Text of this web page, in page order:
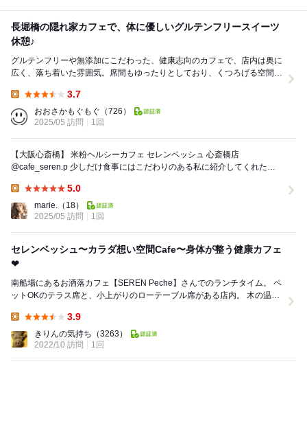
長堀橋の隠れ家カフェで、体に優しいグルテンフリースイーツ
休憩♪
グルテンフリーや無添加にこだわった、健康志向のカフェで、店内は奥に
広く、落ち着いた雰囲気。席間もゆったりとしており、くつろげる空間が
3.7
おおさかもぐもぐ （726）
2025/05 訪問
1回
【大阪心斎橋】 米粉ヘルシーカフェ セレンペッシュ 心斎橋店
@cafe_seren.p 少しだけ食事にはこだわりのある私に紹介してくれた、
5.0
marie. （18）
2025/05 訪問
1回
セレンベッシュ〜カラダ想い空間Cafe〜身体が整う健康カフェ
❤︎
南船場にあるお洒落カフェ【SEREN Peche】さんでのランチタイム。 ペ
ットOKのテラス席と、小上がりのローテーブル席がある店内。 木の温も
3.9
きりんの気持ち （3263）
2022/10 訪問
1回